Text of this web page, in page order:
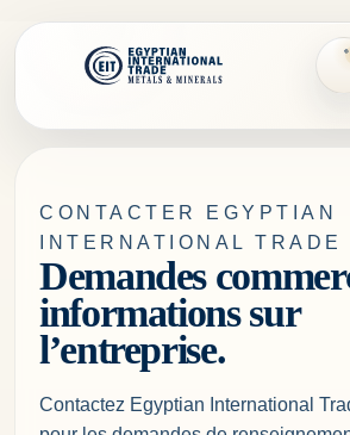
Skip to content
CONTACTER EGYPTIAN
INTERNATIONAL TRADE
Demandes
informations sur
l’entreprise.
Contactez Egyptian International